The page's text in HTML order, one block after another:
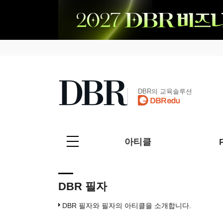
DBR의 교육솔루션
아티클
DBR 필자
DBR 필자와 필자의 아티클을 소개합니다.